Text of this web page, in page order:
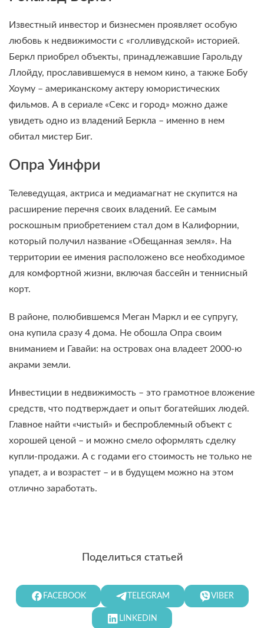
Известный инвестор и бизнесмен проявляет особую
любовь к недвижимости с «голливудской» историей.
Беркл приобрел объекты, принадлежавшие Гарольду
Ллойду, прославившемуся в немом кино, а также Бобу
Хоуму – американскому актеру юмористических
фильмов. А в сериале «Секс и город» можно даже
увидеть одно из владений Беркла – именно в нем
обитал мистер Биг.
Опра Уинфри
Телеведущая, актриса и медиамагнат не скупится на
расширение перечня своих владений. Ее самым
роскошным приобретением стал дом в Калифорнии,
который получил название «Обещанная земля». На
территории ее имения расположено все необходимое
для комфортной жизни, включая бассейн и теннисный
корт.
В районе, полюбившемся Меган Маркл и ее супругу,
она купила сразу 4 дома. Не обошла Опра своим
вниманием и Гавайи: на островах она владеет 2000-ю
акрами земли.
Инвестиции в недвижимость – это грамотное вложение
средств, что подтверждает и опыт богатейших людей.
Главное найти «чистый» и беспроблемный объект с
хорошей ценой – и можно смело оформлять сделку
купли-продажи. А с годами его стоимость не только не
упадет, а и возрастет – и в будущем можно на этом
отлично заработать.
Поделиться статьей
FACEBOOK TELEGRAM VIBER
LINKEDIN